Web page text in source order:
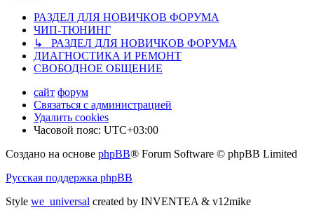
РАЗДЕЛ ДЛЯ НОВИЧКОВ ФОРУМА
ЧИП-ТЮНИНГ
↳ РАЗДЕЛ ДЛЯ НОВИЧКОВ ФОРУМА
ДИАГНОСТИКА И РЕМОНТ
СВОБОДНОЕ ОБЩЕНИЕ
сайт форум
Связаться с администрацией
Удалить cookies
Часовой пояс: UTC+03:00
Создано на основе phpBB® Forum Software © phpBB Limited
Русская поддержка phpBB
Style we_universal created by INVENTEA & v12mike